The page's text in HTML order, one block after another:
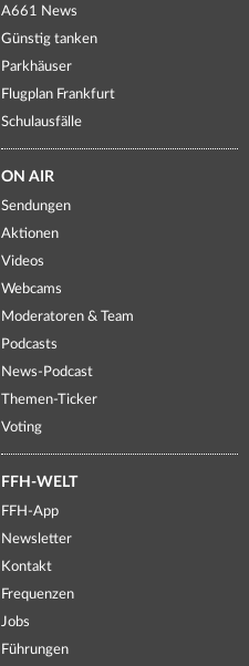
A661 News
Günstig tanken
Parkhäuser
Flugplan Frankfurt
Schulausfälle
ON AIR
Sendungen
Aktionen
Videos
Webcams
Moderatoren & Team
Podcasts
News-Podcast
Themen-Ticker
Voting
FFH-WELT
FFH-App
Newsletter
Kontakt
Frequenzen
Jobs
Führungen